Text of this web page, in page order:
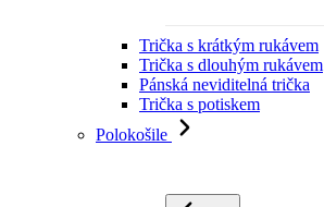
Trička s krátkým rukávem
Trička s dlouhým rukávem
Pánská neviditelná trička
Trička s potiskem
Polokošile